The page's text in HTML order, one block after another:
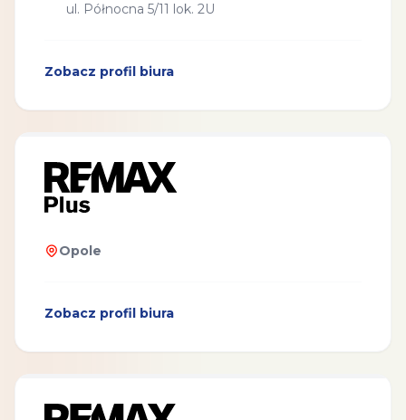
ul. Północna 5/11 lok. 2U
Zobacz profil biura
Opole
Zobacz profil biura